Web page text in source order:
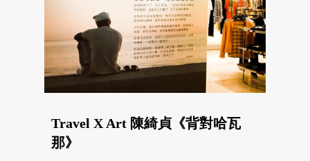
Travel X Art 陳綺貞《背對哈瓦
那》